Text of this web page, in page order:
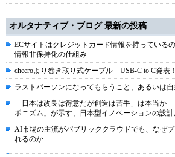
オルタナティブ・ブログ 最新の投稿
ECサイトはクレジットカード情報を持っている
情報非保持化の仕組み
cheeroより巻き取り式ケーブル USB-C to C発表！
ラストパーソンになってもらうこと、あるいは
「日本は改良は得意だが創造は苦手」は本当か
ポニズム」が示す、日本型イノベーションの設計
AI市場の主流がパブリッククラウドでも、なぜ
れるのか